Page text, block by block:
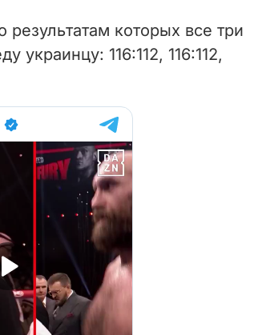
i
e
которых все три
украинцу: 116:112, 116:112,